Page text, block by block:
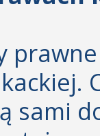
sami